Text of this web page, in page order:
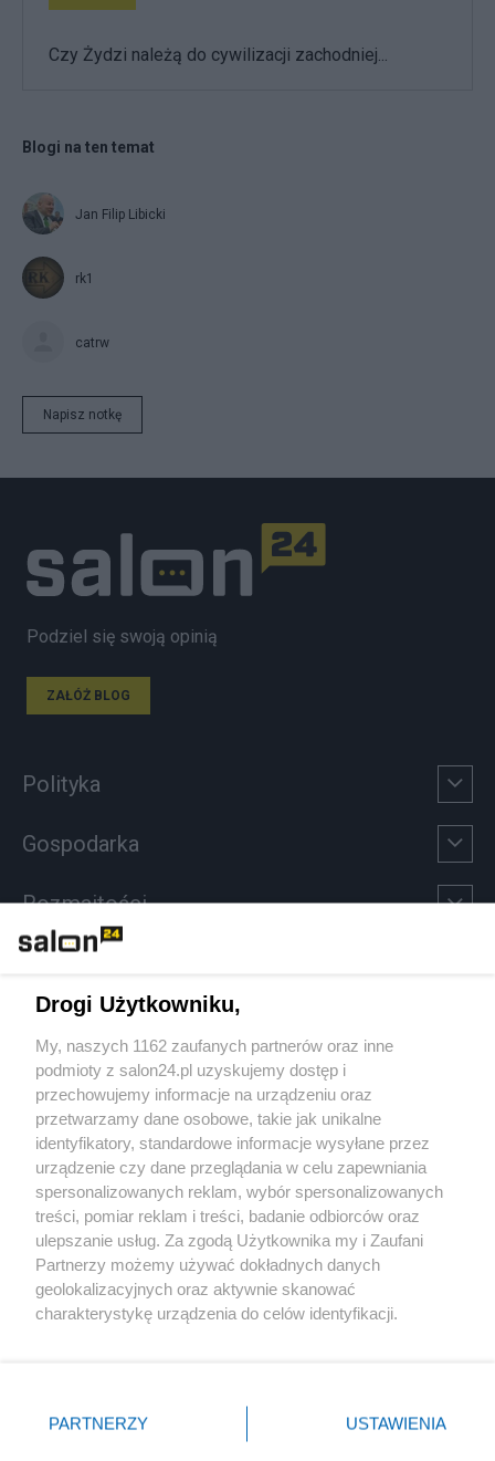
Czy Żydzi należą do cywilizacji zachodniej...
Blogi na ten temat
Jan Filip Libicki
rk1
catrw
Napisz notkę
Podziel się swoją opinią
ZAŁÓŻ BLOG
Polityka
Gospodarka
Rozmaitości
Sport
Społeczeństwo
Kultura
X Facebook Instagram Youtube
Drogi Użytkowniku,
My, naszych 1162 zaufanych partnerów oraz inne
podmioty z salon24.pl uzyskujemy dostęp i
przechowujemy informacje na urządzeniu oraz
przetwarzamy dane osobowe, takie jak unikalne
identyfikatory, standardowe informacje wysyłane przez
urządzenie czy dane przeglądania w celu zapewniania
spersonalizowanych reklam, wybór spersonalizowanych
treści, pomiar reklam i treści, badanie odbiorców oraz
ulepszanie usług. Za zgodą Użytkownika my i Zaufani
Partnerzy możemy używać dokładnych danych
geolokalizacyjnych oraz aktywnie skanować
charakterystykę urządzenia do celów identyfikacji.
zmienić/wycofać klikając przycisk ustawień prywatności
znajdujący się w lewym dolnym rogu strony
PARTNERZY USTAWIENIA